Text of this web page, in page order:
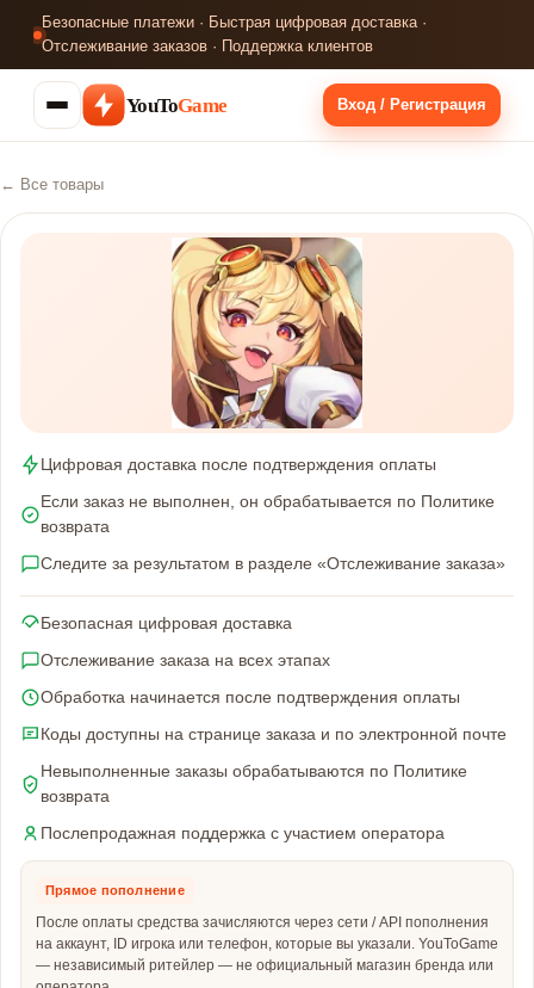
Безопасные платежи · Быстрая цифровая доставка ·
Отслеживание заказов · Поддержка клиентов
YouToGame Вход / Регистрация
← Все товары
Цифровая доставка после подтверждения оплаты
Если заказ не выполнен, он обрабатывается по Политике
возврата
Следите за результатом в разделе «Отслеживание заказа»
Безопасная цифровая доставка
Отслеживание заказа на всех этапах
Обработка начинается после подтверждения оплаты
Коды доступны на странице заказа и по электронной почте
Невыполненные заказы обрабатываются по Политике
возврата
Послепродажная поддержка с участием оператора
Прямое пополнение
После оплаты средства зачисляются через сети / API пополнения
на аккаунт, ID игрока или телефон, которые вы указали. YouToGame
— независимый ритейлер — не официальный магазин бренда или